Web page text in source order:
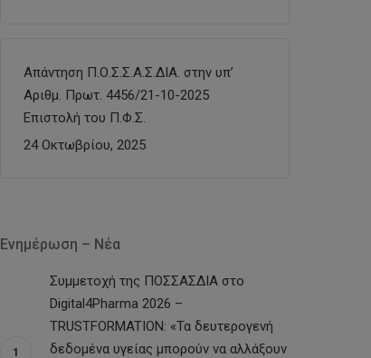
Απάντηση Π.Ο.Σ.Σ.Α.Σ.ΔΙΑ. στην υπ’
Αριθμ. Πρωτ. 4456/21-10-2025
Επιστολή του Π.Φ.Σ.
24 Οκτωβρίου, 2025
Ενημέρωση – Νέα
Συμμετοχή της ΠΟΣΣΑΣΔΙΑ στο
Digital4Pharma 2026 –
TRUSTFORMATION: «Τα δευτερογενή
δεδομένα υγείας μπορούν να αλλάξουν